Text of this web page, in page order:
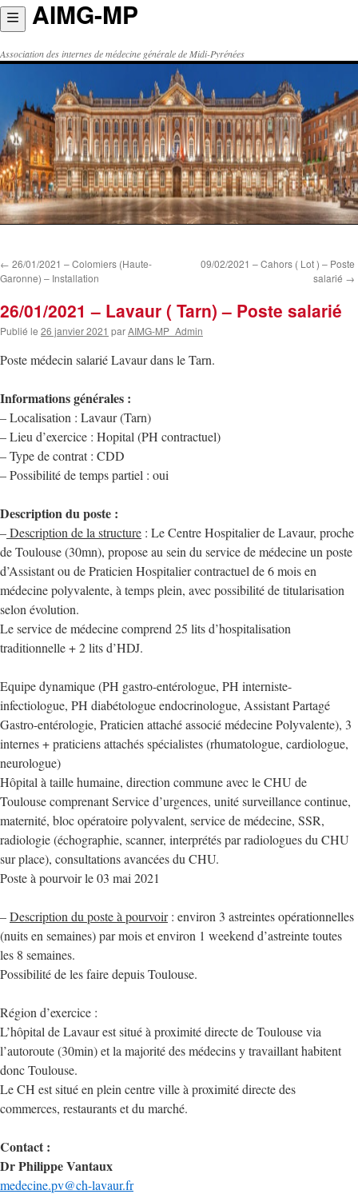
Aller
au
contenu
AIMG-MP
Association des internes de médecine générale de Midi-Pyrénées
← 26/01/2021 – Colomiers (Haute-
Garonne) – Installation
09/02/2021 – Cahors ( Lot ) – Poste
salarié →
26/01/2021 – Lavaur ( Tarn) – Poste salarié
Publié le 26 janvier 2021 parAIMG-MP_Admin
Poste médecin salarié Lavaur dans le Tarn.
Informations générales :
– Localisation : Lavaur (Tarn)
– Lieu d’exercice : Hopital (PH contractuel)
– Type de contrat : CDD
– Possibilité de temps partiel : oui
Description du poste :
–Description de la structure : Le Centre Hospitalier de Lavaur, proche
de Toulouse (30mn), propose au sein du service de médecine un poste
d’Assistant ou de Praticien Hospitalier contractuel de 6 mois en
médecine polyvalente, à temps plein, avec possibilité de titularisation
selon évolution.
Le service de médecine comprend 25 lits d’hospitalisation
traditionnelle + 2 lits d’HDJ.
Equipe dynamique (PH gastro-entérologue, PH interniste-
infectiologue, PH diabétologue endocrinologue, Assistant Partagé
Gastro-entérologie, Praticien attaché associé médecine Polyvalente), 3
internes + praticiens attachés spécialistes (rhumatologue, cardiologue,
neurologue)
Hôpital à taille humaine, direction commune avec le CHU de
Toulouse comprenant Service d’urgences, unité surveillance continue,
maternité, bloc opératoire polyvalent, service de médecine, SSR,
radiologie (échographie, scanner, interprétés par radiologues du CHU
sur place), consultations avancées du CHU.
Poste à pourvoir le 03 mai 2021
–Description du poste à pourvoir: environ 3 astreintes opérationnelles
(nuits en semaines) par mois et environ 1 weekend d’astreinte toutes
les 8 semaines.
Possibilité de les faire depuis Toulouse.
Région d’exercice :
L’hôpital de Lavaur est situé à proximité directe de Toulouse via
l’autoroute (30min) et la majorité des médecins y travaillant habitent
donc Toulouse.
Le CH est situé en plein centre ville à proximité directe des
commerces, restaurants et du marché.
Contact :
Dr Philippe Vantaux
medecine.pv@ch-lavaur.fr